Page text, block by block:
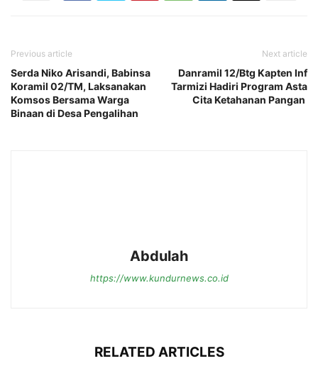
Previous article
Serda Niko Arisandi, Babinsa
Koramil 02/TM, Laksanakan
Komsos Bersama Warga
Binaan di Desa Pengalihan
Next article
Danramil 12/Btg Kapten Inf
Tarmizi Hadiri Program Asta
Cita Ketahanan Pangan
Abdulah
https://www.kundurnews.co.id
RELATED ARTICLES